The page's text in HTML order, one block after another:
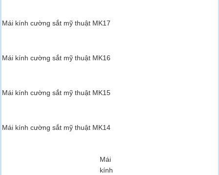
Mái kính cường sắt mỹ thuật MK17
Mái kính cường sắt mỹ thuật MK16
Mái kính cường sắt mỹ thuật MK15
Mái kính cường sắt mỹ thuật MK14
Mái
kính